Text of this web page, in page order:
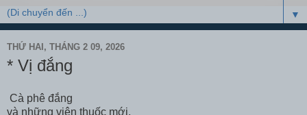
▼
THỨ HAI, THÁNG 2 09, 2026
* Vị đắng
Cà phê đắng
và những viên thuốc mới,